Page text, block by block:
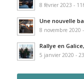
8 février 2023 -
Une nouvelle
8 novembre 2020
Rallye en
5 janvier 2020 -